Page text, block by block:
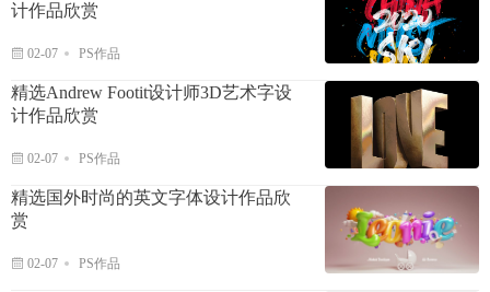
计作品欣赏
02-07 PS作品
精选Andrew Footit设计师3D艺术字设
计作品欣赏
02-07 PS作品
精选国外时尚的英文字体设计作品欣
赏
02-07 PS作品